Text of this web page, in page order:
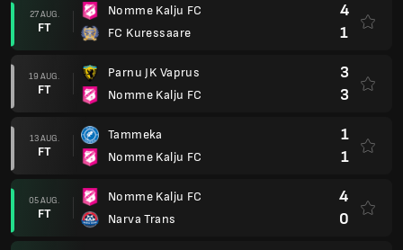
27 AUG.
FT
Nomme Kalju FC
FC Kuressaare
4
1
19 AUG.
FT
Parnu JK Vaprus
Nomme Kalju FC
3
3
13 AUG.
FT
Tammeka
Nomme Kalju FC
1
1
05 AUG.
FT
Nomme Kalju FC
Narva Trans
4
0